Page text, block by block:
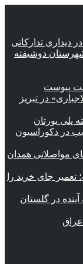
دیداری تدارکاتی
دیّر: ۲۰ مدرسه شهرستان دوشیفته
پیوست
در تبریز
پلی یورتان
در دکوراسیون
در محورهای مواصلاتی همدان
جای خرید را
در گلستان